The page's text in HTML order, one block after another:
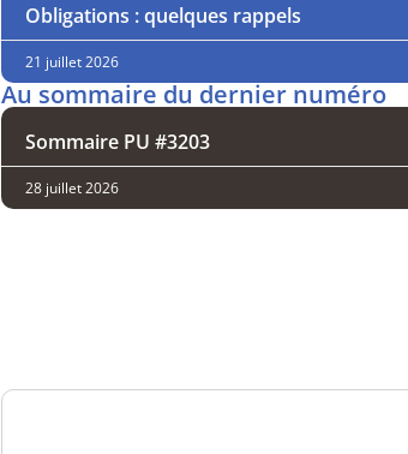
Obligations : quelques rappels
21 juillet 2026
Au sommaire du dernier numéro
Sommaire PU #3203
28 juillet 2026